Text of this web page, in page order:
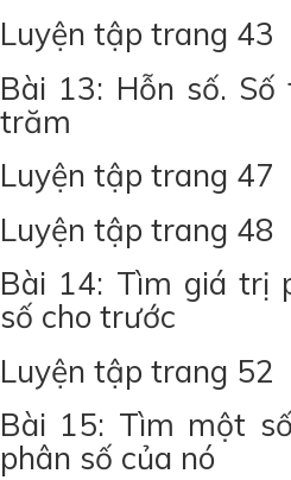
Luyện tập trang 43
Bài 13: Hỗn số.
trăm
Luyện tập trang 47
Luyện tập trang 48
Bài 14: Tìm giá trị
số cho trước
Luyện tập trang 52
Bài 15: Tìm một
phân số của nó